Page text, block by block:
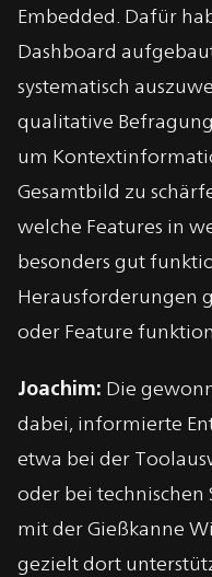
Embedded. Dafür
Dashboard
systematisch
qualitative
um
Gesamtbild zu
welche Features in
besonders gut
Herausforderungen
oder Feature
Joachim: Die
dabei, informierte
etwa bei der
oder bei
mit der Gießkanne
gezielt dort